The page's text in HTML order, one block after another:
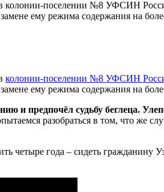
в колонии-поселении №8 УФСИН
ему режима содержания на
колонии-поселении №8 УФСИН
ему режима содержания на
и предпочёл судьбу беглеца.
разобраться в том, что же
четыре года – сидеть гражданину